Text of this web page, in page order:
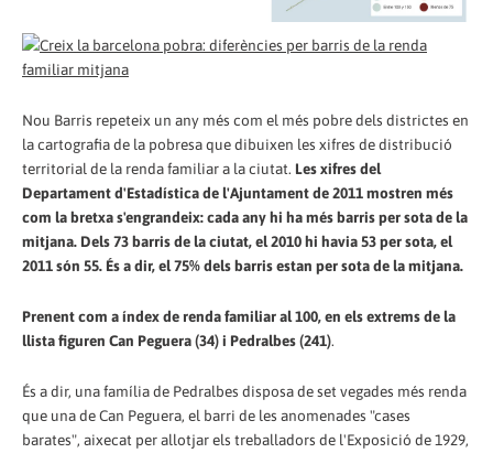
Nou Barris repeteix un any més com el més pobre dels districtes en
la cartografia de la pobresa que dibuixen les xifres de distribució
territorial de la renda familiar a la ciutat. Les xifres del
Departament d'Estadística de l'Ajuntament de 2011 mostren més
com la bretxa s'engrandeix: cada any hi ha més barris per sota de la
mitjana. Dels 73 barris de la ciutat, el 2010 hi havia 53 per sota, el
2011 són 55. És a dir, el 75% dels barris estan per sota de la mitjana.
Prenent com a índex de renda familiar al 100, en els extrems de la
llista figuren Can Peguera (34) i Pedralbes (241).
És a dir, una família de Pedralbes disposa de set vegades més renda
que una de Can Peguera, el barri de les anomenades "cases
barates", aixecat per allotjar els treballadors de l'Exposició de 1929,